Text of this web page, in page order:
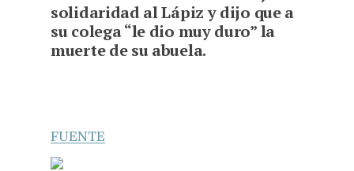
solidaridad al Lápiz y dijo que a
su colega “le dio muy duro” la
muerte de su abuela.
FUENTE